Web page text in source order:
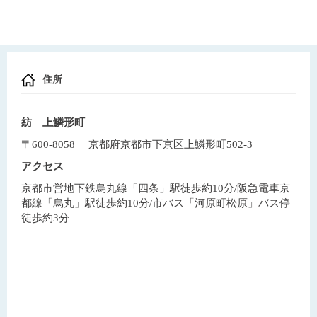
住所
紡 上鱗形町
〒600-8058 京都府京都市下京区上鱗形町502-3
アクセス
京都市営地下鉄烏丸線「四条」駅徒歩約10分/阪急電車京
都線「烏丸」駅徒歩約10分/市バス「河原町松原」バス停
徒歩約3分